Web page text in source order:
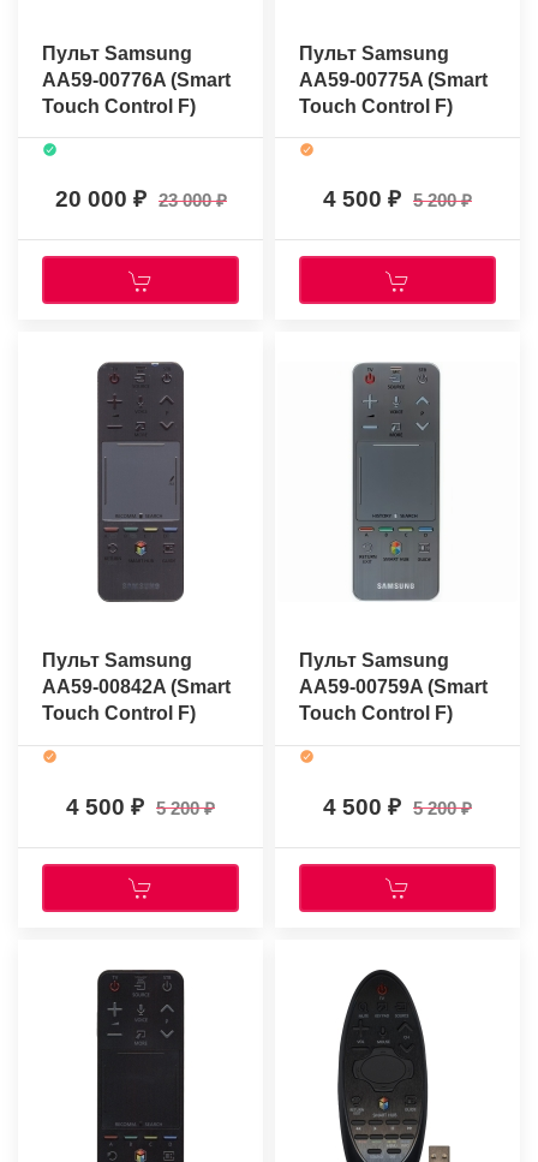
Пульт Samsung
AA59-00776A (Smart
Touch Control F)
(оригинальный)
20 000 23 000
Пульт Samsung
AA59-00775A (Smart
Touch Control F)
(оригинальный)
4 500 5 200
Пульт Samsung
AA59-00842A (Smart
Touch Control F)
4 500 5 200
Пульт Samsung
AA59-00759A (Smart
Touch Control F)
4 500 5 200